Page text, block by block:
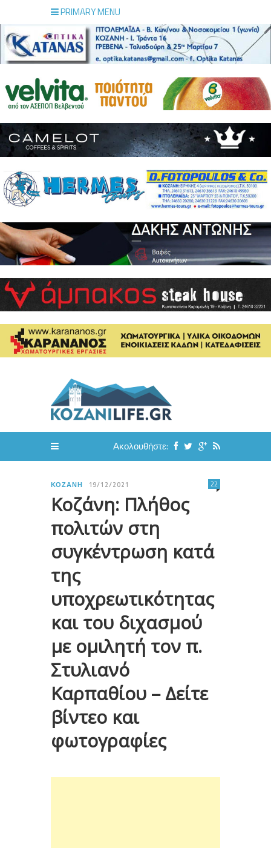
PRIMARY MENU
Ακολουθήστε:
ΚΟΖΆΝΗ 19/12/2021
Κοζάνη: Πλήθος
πολιτών στη
συγκέντρωση κατά
της
υποχρεωτικότητας
και του διχασμού
με ομιλητή τον π.
Στυλιανό
Καρπαθίου – Δείτε
βίντεο και
φωτογραφίες
22